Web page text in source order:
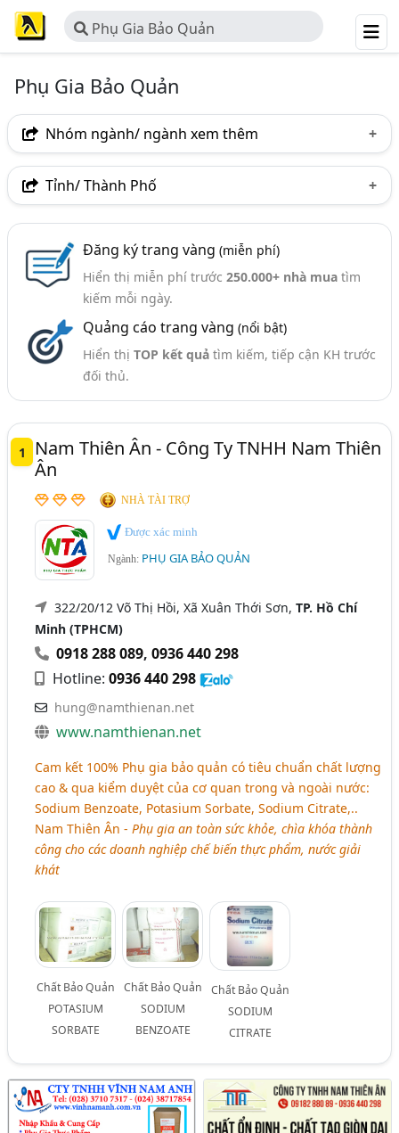
Phụ Gia Bảo Quản
Phụ Gia Bảo Quản
Nhóm ngành/ ngành xem thêm
Ngành nghề
Ngành xem thêm
Phụ Gia Thực Phẩm (378)
Tỉnh/ Thành Phố
Đăng ký trang vàng (miễn phí)
Hiển thị miễn phí trước 250.000+ nhà muatìm
kiếm mỗi ngày.
Quảng cáo trang vàng (nổi bật)
Hiển thị TOP kết quảtìm kiếm, tiếp cận KH trước
đối thủ.
1
Nam Thiên Ân - Công Ty TNHH Nam Thiên
Ân
NHÀ TÀI TRỢ
Được xác minh
Ngành: PHỤ GIA BẢO QUẢN
322/20/12 Võ Thị Hồi, Xã Xuân Thới Sơn,TP. Hồ Chí
Minh (TPHCM)
0918 288 089,0936 440 298
Hotline:0936 440 298
hung@namthienan.net
www.namthienan.net
Cam kết 100% Phụ gia bảo quản có tiêu chuẩn chất lượng
cao & qua kiểm duyệt của cơ quan trong và ngoài nước:
Sodium Benzoate, Potasium Sorbate, Sodium Citrate,..
Nam Thiên Ân -Phụ gia an toàn sức khỏe, chìa khóa thành
công cho các doanh nghiệp chế biến thực phẩm, nước giải
khát
Chất Bảo Quản
POTASIUM
SORBATE
Chất Bảo Quản
SODIUM
BENZOATE
Chất Bảo Quản
SODIUM
CITRATE